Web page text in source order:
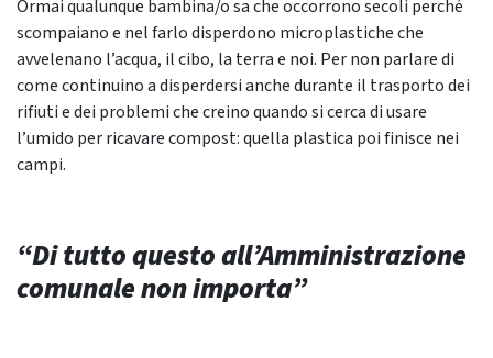
Ormai qualunque bambina/o sa che occorrono secoli perché
scompaiano e nel farlo disperdono microplastiche che
avvelenano l’acqua, il cibo, la terra e noi. Per non parlare di
come continuino a disperdersi anche durante il trasporto dei
rifiuti e dei problemi che creino quando si cerca di usare
l’umido per ricavare compost: quella plastica poi finisce nei
campi.
“Di tutto questo all’Amministrazione
comunale non importa”